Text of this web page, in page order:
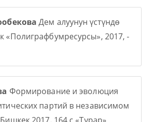
Дем алуунун үстүндө
«Полиграфбумресурсы», 2017, -
Формирование и эволюция
партий в независимом